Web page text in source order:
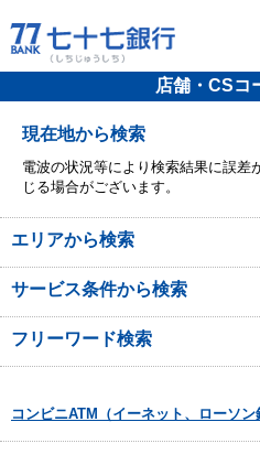
店舗・CSコ
現在地から検索
電波の状況等により検索結果に誤差
じる場合がございます。
エリアから検索
サービス条件から検索
フリーワード検索
コンビニATM（イーネット、ローソン